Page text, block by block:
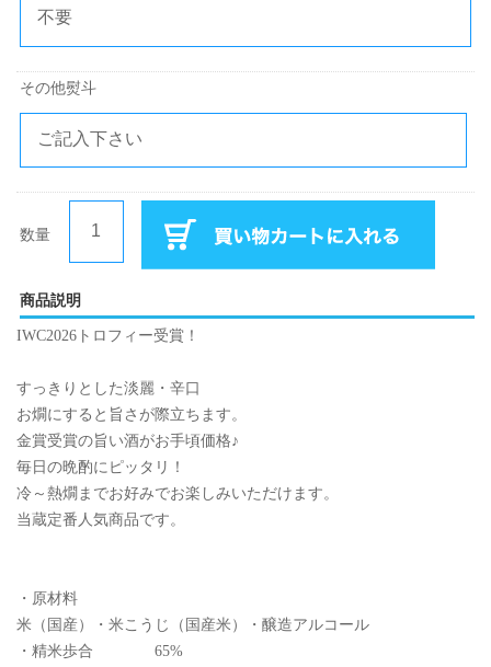
その他熨斗
数量
商品説明
IWC2026トロフィー受賞！
すっきりとした淡麗・辛口
お燗にすると旨さが際立ちます。
金賞受賞の旨い酒がお手頃価格♪
毎日の晩酌にピッタリ！
冷～熱燗までお好みでお楽しみいただけます。
当蔵定番人気商品です。
・原材料
米（国産）・米こうじ（国産米）・醸造アルコール
・精米歩合 65%